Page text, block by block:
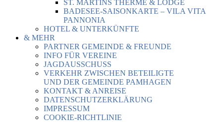
ST. MARTINS THERME & LODGE
BADESEE-SAISONKARTE – VILA VITA
PANNONIA
HOTEL & UNTERKÜNFTE
& MEHR
PARTNER GEMEINDE & FREUNDE
INFO FÜR VEREINE
JAGDAUSSCHUSS
VERKEHR ZWISCHEN BETEILIGTE
UND DER GEMEINDE PAMHAGEN
KONTAKT & ANREISE
DATENSCHUTZERKLÄRUNG
IMPRESSUM
COOKIE-RICHTLINIE